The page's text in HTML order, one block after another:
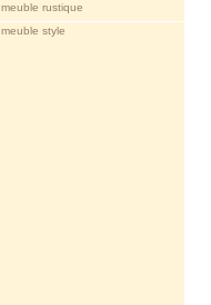
meuble rustique
meuble style